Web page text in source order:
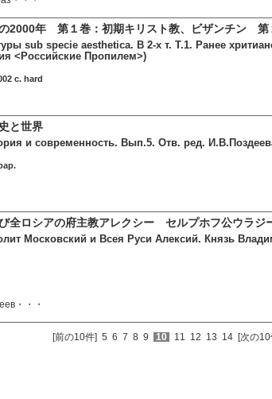
2000年 第１巻：初期キリスト教、ビザンチン 第
sub specie aesthetica. В 2-х т. Т.1. Ранее
<Российские Пропилем>)
c. hard
と世界
и современность. Вып.5. Отв. ред.
全ロシアの府主教アレクシー セルプホフ公ウラ
Московский и Всея Руси Алексий. Князь
・・・
[前の10件] 5 6 7 8 9 10 11 12 13 14 [次の10